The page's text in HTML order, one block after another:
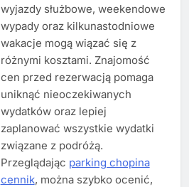
wyjazdy służbowe, weekendowe
wypady oraz kilkunastodniowe
wakacje mogą wiązać się z
różnymi kosztami. Znajomość
cen przed rezerwacją pomaga
uniknąć nieoczekiwanych
wydatków oraz lepiej
zaplanować wszystkie wydatki
związane z podróżą.
Przeglądając parking chopina
cennik, można szybko ocenić,